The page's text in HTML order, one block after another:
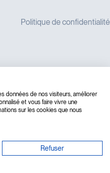
données de nos visiteurs, améliorer
et vous faire vivre une
sur les cookies que nous
Refuser